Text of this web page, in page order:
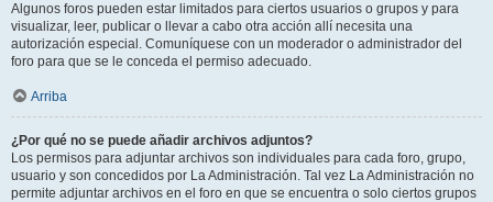
Algunos foros pueden estar limitados para ciertos usuarios o grupos y para
visualizar, leer, publicar o llevar a cabo otra acción allí necesita una
autorización especial. Comuníquese con un moderador o administrador del
foro para que se le conceda el permiso adecuado.
Arriba
¿Por qué no se puede añadir archivos adjuntos?
Los permisos para adjuntar archivos son individuales para cada foro, grupo,
usuario y son concedidos por La Administración. Tal vez La Administración no
permite adjuntar archivos en el foro en que se encuentra o solo ciertos grupos